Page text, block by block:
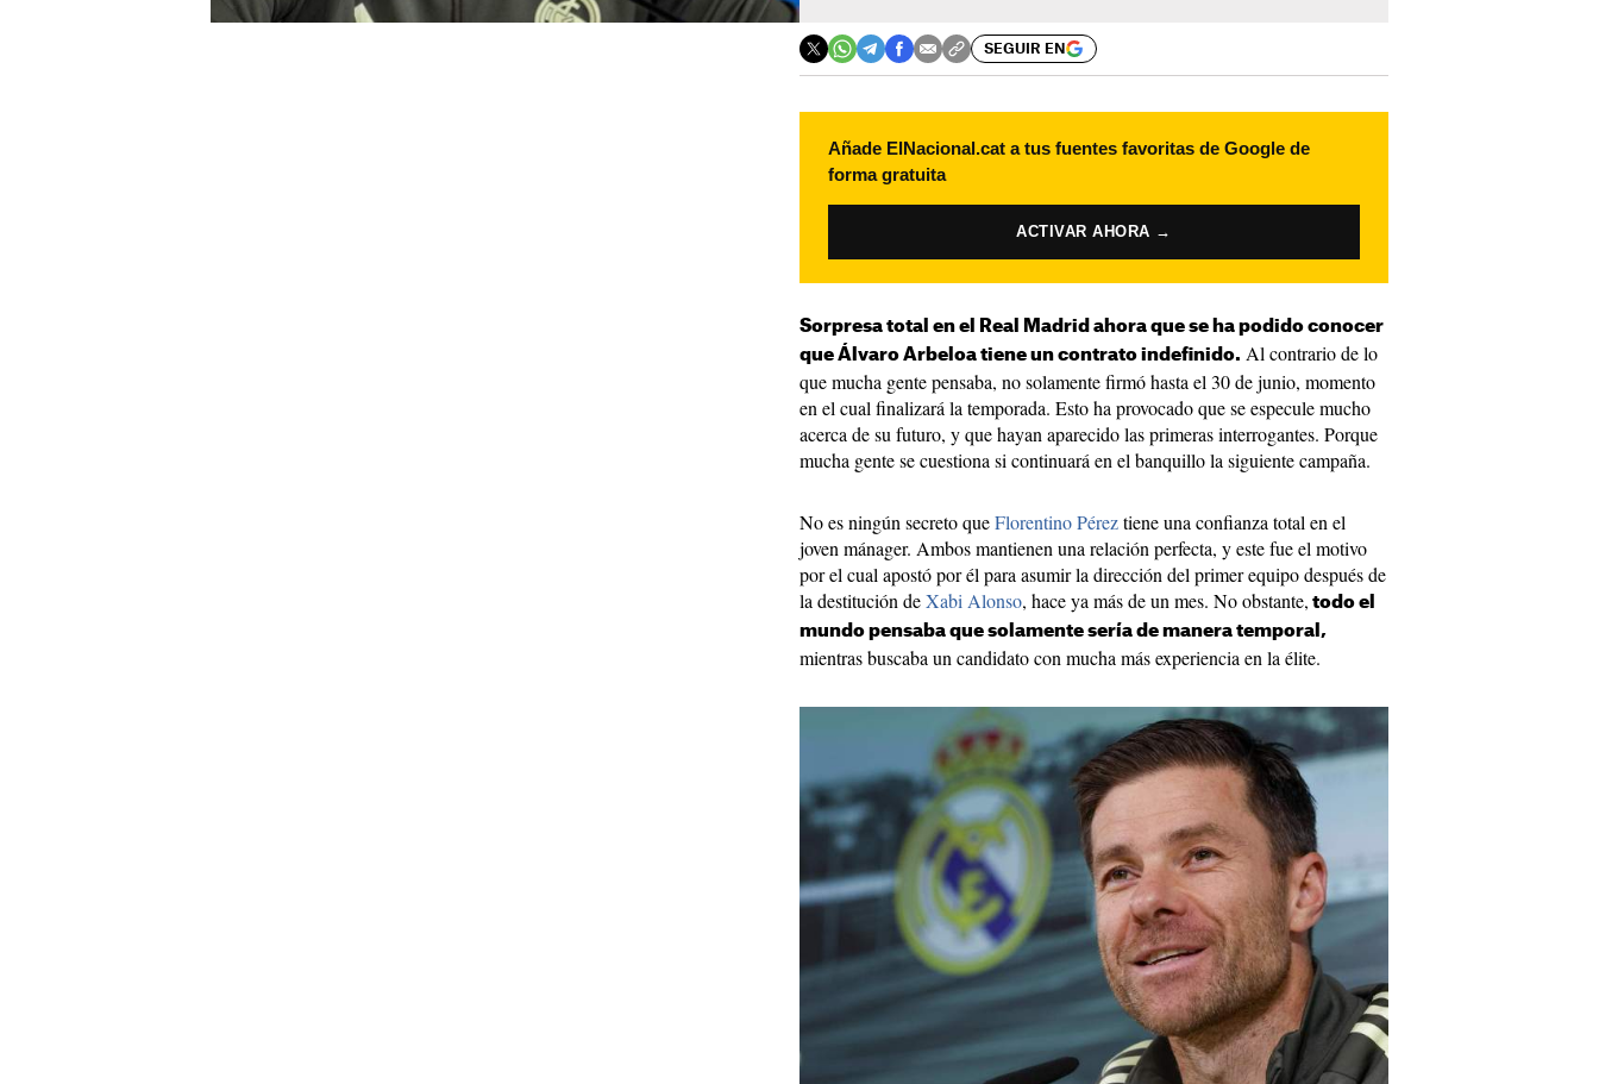
SEGUIR EN
Añade ElNacional.cat a tus fuentes favoritas de Google de
forma gratuita
ACTIVAR AHORA →
Sorpresa total en el Real Madrid ahora que se ha podido conocer
que Álvaro Arbeloa tiene un contrato indefinido. Al contrario de lo
que mucha gente pensaba, no solamente firmó hasta el 30 de junio, momento
en el cual finalizará la temporada. Esto ha provocado que se especule mucho
acerca de su futuro, y que hayan aparecido las primeras interrogantes. Porque
mucha gente se cuestiona si continuará en el banquillo la siguiente campaña.
No es ningún secreto queFlorentino Péreztiene una confianza total en el
joven mánager. Ambos mantienen una relación perfecta, y este fue el motivo
por el cual apostó por él para asumir la dirección del primer equipo después de
la destitución deXabi Alonso, hace ya más de un mes. No obstante, todo el
mundo pensaba que solamente sería de manera temporal,
mientras buscaba un candidato con mucha más experiencia en la élite.